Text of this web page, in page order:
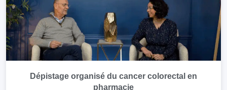
Dépistage organisé du cancer colorectal en
pharmacie